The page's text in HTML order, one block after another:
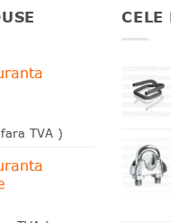
fara TVA )
CELE